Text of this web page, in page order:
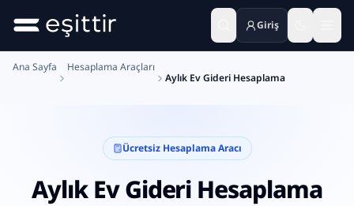
Ana içeriğe geç Giriş
Ana Sayfa
Hesaplama Araçları
Aylık Ev Gideri Hesaplama
Ücretsiz Hesaplama Aracı
Aylık Ev Gideri Hesaplama